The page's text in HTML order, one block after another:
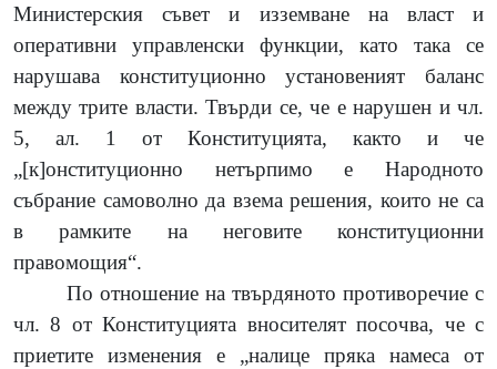
Министерския съвет и изземване на власт и
оперативни управленски функции, като така се
нарушава конституционно установеният баланс
между трите власти. Твърди се, че е нарушен и чл.
5, ал. 1 от Конституцията, както и че
„[к]онституционно нетърпимо е Народното
събрание самоволно да взема решения, които не са
в рамките на неговите конституционни
правомощия“.
По отношение на твърдяното противоречие с
чл. 8 от Конституцията вносителят посочва, че с
приетите изменения е „налице пряка намеса от